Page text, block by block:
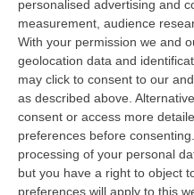
personalised advertising and
measurement, audience
With your permission we and
geolocation data and
may click to consent to our
as described above.
consent or access more
preferences before consenting.
processing of your personal
but you have a right to object
preferences will apply to this
Clicca e segui “Corriere
COSENZAAgenti
Questura di Cosenza